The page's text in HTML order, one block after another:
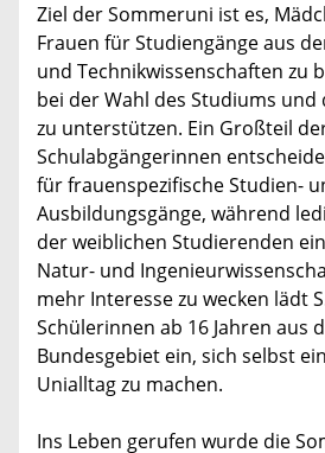
Ziel der Sommeruni ist es,
Frauen für Studiengänge aus
und Technikwissenschaften zu
bei der Wahl des Studiums
zu unterstützen. Ein Großteil
Schulabgängerinnen
für frauenspezifische Studien-
Ausbildungsgänge, während
der weiblichen Studierenden
Natur- und
mehr Interesse zu wecken lädt
Schülerinnen ab 16 Jahren aus
Bundesgebiet ein, sich selbst
Unialltag zu machen.
Ins Leben gerufen wurde die